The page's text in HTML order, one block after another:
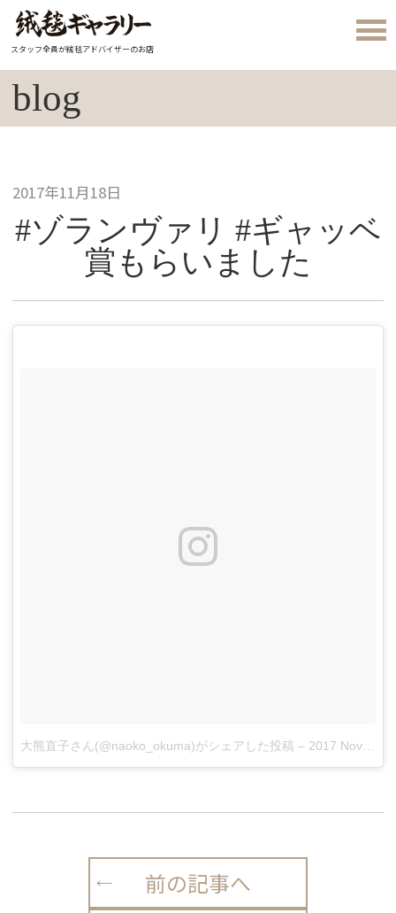
スタッフ全員が絨毯アドバイザーのお店
blog
2017年11月18日
#ゾランヴァリ #ギャッベ
賞もらいました
大熊直子さん(@naoko_okuma)がシェアした投稿 – 2017 Nov 17 4:07pm PST
前の記事へ